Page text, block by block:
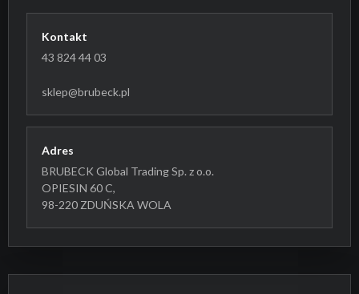
Kontakt
43 824 44 03
sklep@brubeck.pl
Adres
BRUBECK Global Trading Sp. z o.o.
OPIESIN 60 C,
98-220 ZDUŃSKA WOLA